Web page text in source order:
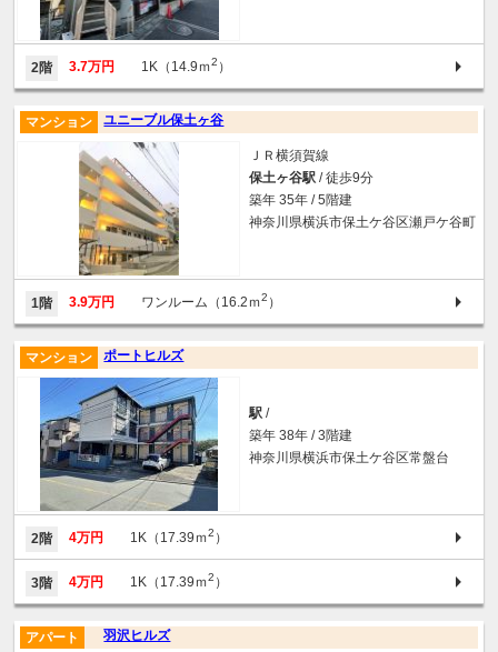
2階 3.7万円 1K（14.9ｍ2 ）
ユニーブル保土ヶ谷
マンション
ＪＲ横須賀線
保土ヶ谷駅 / 徒歩9分
築年 35年 / 5階建
神奈川県横浜市保土ケ谷区瀬戸ケ谷町
1階 3.9万円 ワンルーム（16.2ｍ2 ）
ポートヒルズ
マンション
駅 /
築年 38年 / 3階建
神奈川県横浜市保土ケ谷区常盤台
2階 4万円 1K（17.39ｍ2 ）
3階 4万円 1K（17.39ｍ2 ）
羽沢ヒルズ
アパート